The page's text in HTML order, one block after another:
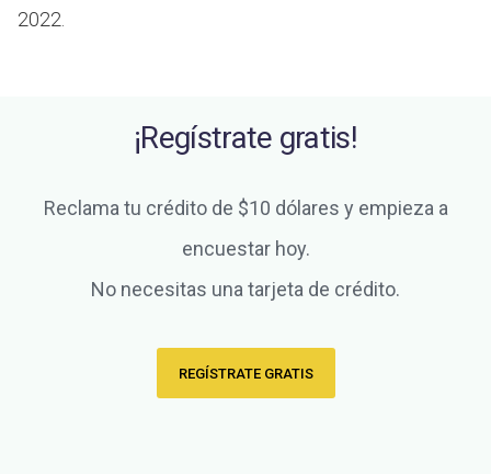
2022.
¡Regístrate gratis!
Reclama tu crédito de $10 dólares y empieza a
encuestar hoy.
No necesitas una tarjeta de crédito.
REGÍSTRATE GRATIS